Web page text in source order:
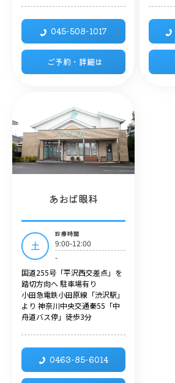
045-508-1017
ご予約・詳細は
あおば眼科
土
診療時間
9:00-12:00
-
国道255号「平沢西交差点」を
踏切方向へ 駐車場有り
小田急電鉄小田原線「渋沢駅」
より 神奈川中央交通秦55「中
舟道バス停」徒歩3分
0463-85-6014